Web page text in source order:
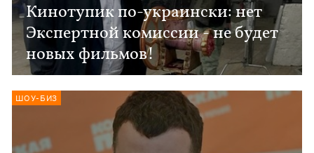
Кинотупик по-украински: нет
Экспертной комиссии - не будет
новых фильмов!
ШОУ-БИЗ